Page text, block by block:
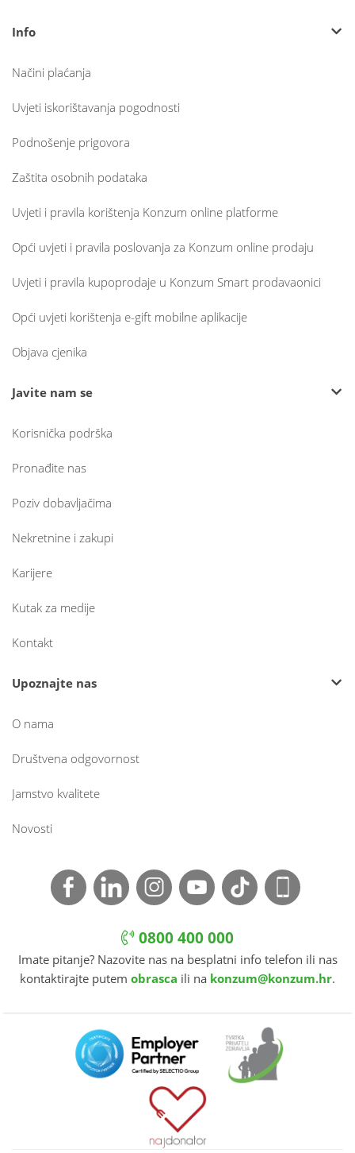
Info
Načini plaćanja
Uvjeti iskorištavanja pogodnosti
Podnošenje prigovora
Zaštita osobnih podataka
Uvjeti i pravila korištenja Konzum online platforme
Opći uvjeti i pravila poslovanja za Konzum online prodaju
Uvjeti i pravila kupoprodaje u Konzum Smart prodavaonici
Opći uvjeti korištenja e-gift mobilne aplikacije
Objava cjenika
Javite nam se
Korisnička podrška
Pronađite nas
Poziv dobavljačima
Nekretnine i zakupi
Karijere
Kutak za medije
Kontakt
Upoznajte nas
O nama
Društvena odgovornost
Jamstvo kvalitete
Novosti
0800 400 000
Imate pitanje? Nazovite nas na besplatni info telefon ili nas
kontaktirajte putem obrasca ili na konzum@konzum.hr.